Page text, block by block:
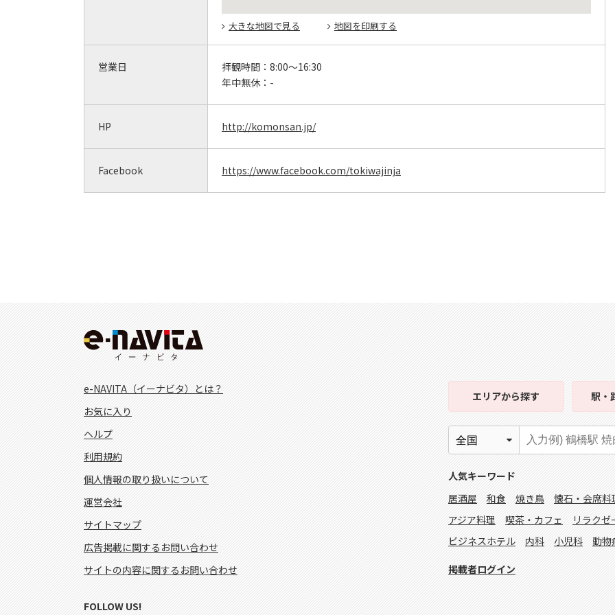
大きな地図で見る 地図を印刷する
営業日 拝観時間： 8:00～16:30
年中無休： -
HP http://komonsan.jp/
Facebook https://www.facebook.com/tokiwajinja
e-NAVITA（イーナビタ）とは？
お気に入り
ヘルプ
利用規約
個人情報の取り扱いについて
運営会社
サイトマップ
広告掲載に関するお問い合わせ
サイトの内容に関するお問い合わせ
エリアから探す 駅・
人気キーワード
居酒屋
和食 焼き鳥 懐石・会席料
アジア料理
喫茶・カフェ リラクゼ
ビジネスホテル
内科 小児科 動物
掲載者ログイン
FOLLOW US!